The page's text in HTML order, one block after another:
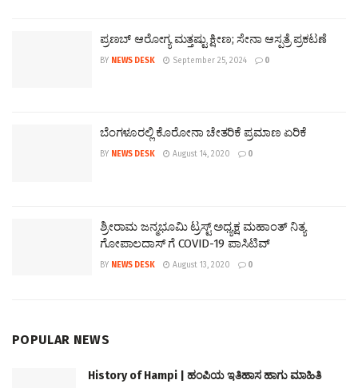
ಪ್ರಣಬ್ ಆರೋಗ್ಯ ಮತ್ತಷ್ಟು ಕ್ಷೀಣ; ಸೇನಾ ಆಸ್ಪತ್ರೆ ಪ್ರಕಟಣೆ
BY NEWS DESK September 25, 2024 0
ಬೆಂಗಳೂರಲ್ಲಿ ಕೊರೋನಾ ಚೇತರಿಕೆ ಪ್ರಮಾಣ ಏರಿಕೆ
BY NEWS DESK August 14, 2020 0
ಶ್ರೀರಾಮ ಜನ್ಮಭೂಮಿ ಟ್ರಸ್ಟ್ ಅಧ್ಯಕ್ಷ ಮಹಾಂತ್ ನಿತ್ಯ
ಗೋಪಾಲದಾಸ್ ಗೆ COVID-19 ಪಾಸಿಟಿವ್
BY NEWS DESK August 13, 2020 0
POPULAR NEWS
History of Hampi | ಹಂಪಿಯ ಇತಿಹಾಸ ಹಾಗು ಮಾಹಿತಿ